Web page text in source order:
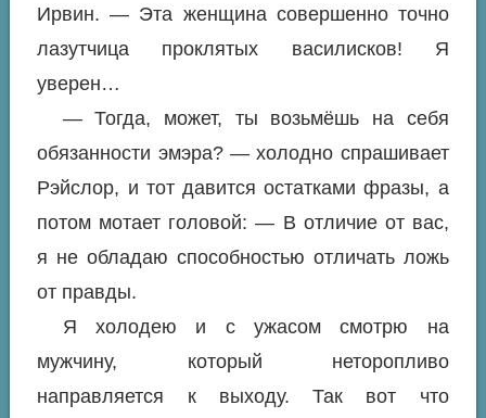
Ирвин. — Эта женщина совершенно точно
лазутчица проклятых василисков! Я
уверен…
— Тогда, может, ты возьмёшь на себя
обязанности эмэра? — холодно спрашивает
Рэйслор, и тот давится остатками фразы, а
потом мотает головой: — В отличие от вас,
я не обладаю способностью отличать ложь
от правды.
Я холодею и с ужасом смотрю на
мужчину, который неторопливо
направляется к выходу. Так вот что